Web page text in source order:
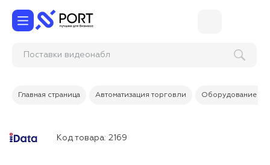
Поставки видеон
Главная страница Автоматизация торговли Оборудование
Код товара: 2169